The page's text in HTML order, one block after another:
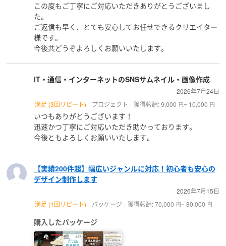
この度もご丁寧にご対応いただきありがとうございまし
た。
ご返信も早く、とても安心してお任せできるクリエイター
様です。
今後共どうぞよろしくお願いいたします。
IT・通信・インターネットのSNSサムネイル・画像作成
2026年7月24日
満足 (3回リピート)
プロジェクト 獲得報酬: 9,000 円~ 10,000 円
いつもありがとうございます！
迅速かつ丁寧にご対応いただき助かっております。
今後ともよろしくお願いいたします。
【実績200件超】幅広いジャンルに対応！初心者も安心の
デザイン制作します
2026年7月15日
満足 (1回リピート)
パッケージ 獲得報酬: 70,000 円~ 80,000 円
購入したパッケージ